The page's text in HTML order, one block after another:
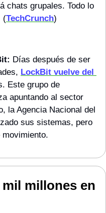
chats grupales. Todo lo
(TechCrunch)
Días después de ser
LockBit vuelve del
Este grupo de
apuntando al sector
la Agencia Nacional del
sus sistemas, pero
millones en